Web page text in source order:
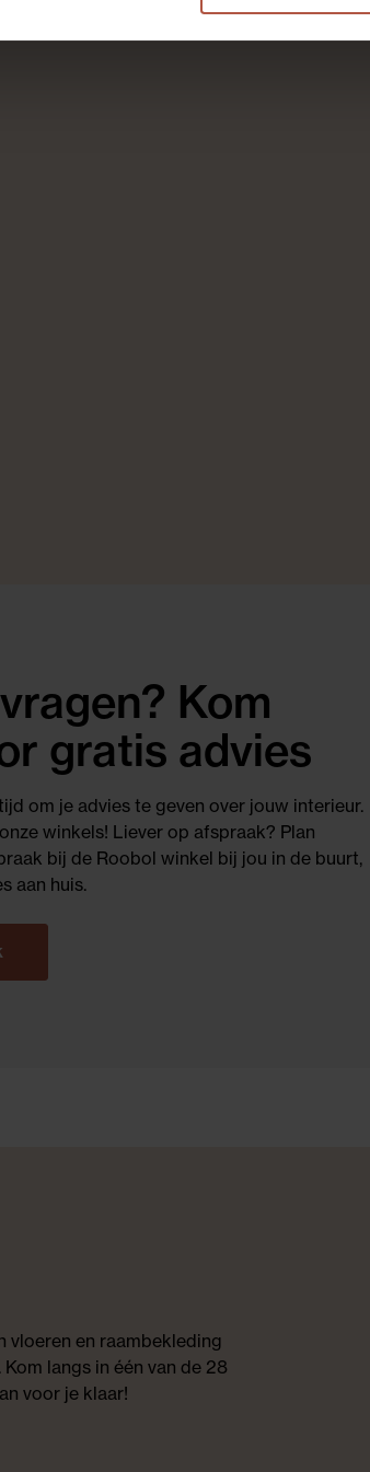
Kom
gratis advies
om je advies te geven over jouw interieur.
winkels! Liever op afspraak? Plan
bij de Roobol winkel bij jou in de buurt,
aan huis.
vloeren en raambekleding
langs in één van de 28
voor je klaar!